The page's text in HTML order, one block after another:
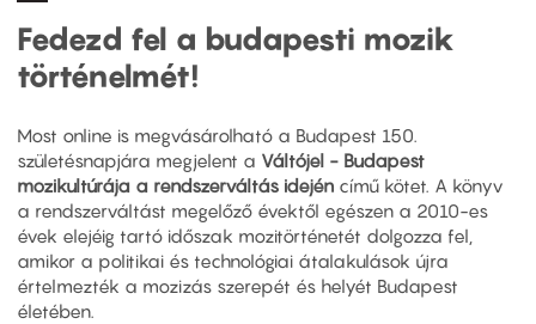
Fedezd fel a budapesti mozik
történelmét!
Most online is megvásárolható a Budapest 150.
születésnapjára megjelent a Váltójel - Budapest
mozikultúrája a rendszerváltás idején című kötet. A könyv
a rendszerváltást megelőző évektől egészen a 2010-es
évek elejéig tartó időszak mozitörténetét dolgozza fel,
amikor a politikai és technológiai átalakulások újra
értelmezték a mozizás szerepét és helyét Budapest
életében.